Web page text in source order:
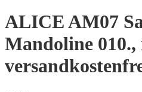
ALICE AM07
Mandoline 010.,